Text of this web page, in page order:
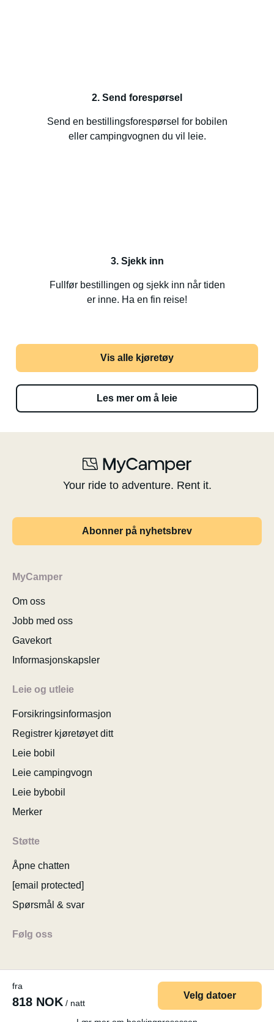
fra
818 NOK / natt
Velg datoer
2. Send forespørsel
Send en bestillingsforespørsel for bobilen
eller campingvognen du vil leie.
3. Sjekk inn
Fullfør bestillingen og sjekk inn når tiden
er inne. Ha en fin reise!
Vis alle kjøretøy
Les mer om å leie
Your ride to adventure. Rent it.
Abonner på nyhetsbrev
MyCamper
Om oss
Jobb med oss
Gavekort
Informasjonskapsler
Leie og utleie
Forsikringsinformasjon
Registrer kjøretøyet ditt
Leie bobil
Leie campingvogn
Leie bybobil
Merker
Støtte
Åpne chatten
[email protected]
Spørsmål & svar
Følg oss
© 2026 MyCamper AG Brukervilkår